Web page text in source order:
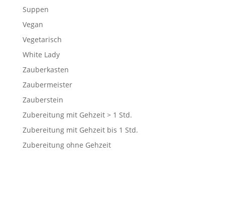
Suppen
Vegan
Vegetarisch
White Lady
Zauberkasten
Zaubermeister
Zauberstein
Zubereitung mit Gehzeit > 1 Std.
Zubereitung mit Gehzeit bis 1 Std.
Zubereitung ohne Gehzeit